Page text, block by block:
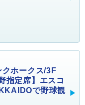
クホークス/3F
指定席】エスコ
で野球観